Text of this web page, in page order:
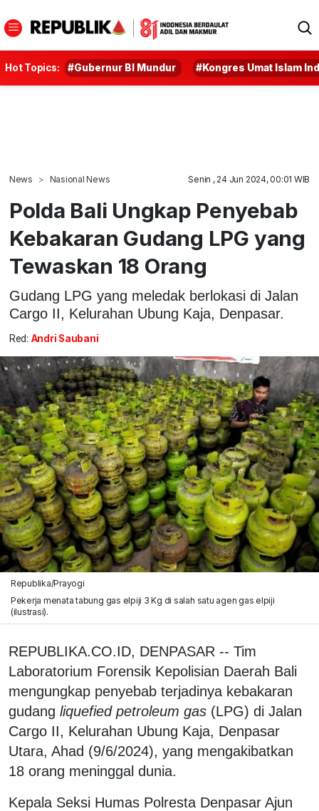
Hot Topics: #Gubernur BI Mundur #Kongres Umat Islam
News Nasional News Senin , 24 Jun 2024, 00:01 WIB
Polda Bali Ungkap Penyebab
Kebakaran Gudang LPG yang
Tewaskan 18 Orang
Gudang LPG yang meledak berlokasi di Jalan
Cargo II, Kelurahan Ubung Kaja, Denpasar.
Red: Andri Saubani
Republika/Prayogi
Pekerja menata tabung gas elpiji 3 Kg di salah satu agen gas elpiji
(ilustrasi).
REPUBLIKA.CO.ID, DENPASAR -- Tim
Laboratorium Forensik Kepolisian Daerah Bali
mengungkap penyebab terjadinya kebakaran
gudang liquefied petroleum gas (LPG) di Jalan
Cargo II, Kelurahan Ubung Kaja, Denpasar
Utara, Ahad (9/6/2024), yang mengakibatkan
18 orang meninggal dunia.
Kepala Seksi Humas Polresta Denpasar Ajun